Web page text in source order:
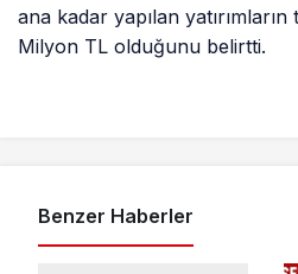
ana kadar yapılan
Milyon TL olduğunu belirtti.
Benzer Haberler